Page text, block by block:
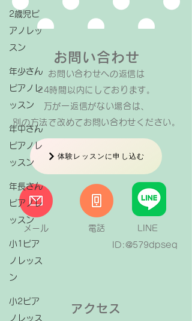
2歳児ピ
アノレッ
スン
年少さん
ピアノレ
ッスン
年中さん
ピアノレ
ッスン
年長さん
ピアノレ
ッスン
小1ピア
ノレッス
ン
小2ピア
ノレッス
手くなっていく達成感 自信につながってい
る、心の支えになっている いろんな学年学
校の子と関わる機会が増えたこと ご意見を
聞かせていただいて、特に 人前で発表でき
る 困難なことを乗り越える 毎日継続でき
できないことに挑戦することができる とい
うのは、生きていく上でとても重要な力に
ります。保護者様からも生徒さんたちがこ
ような力を身につけていると実感していた
けていると分かって嬉しかったです。 ピア
ノはピアノが弾けたり楽譜が読めるように
るだけの習い事ではありません。子どもた
お問い合わせ
お問い合わせへの返信は​
24時間以内にしております。
万が一返信がない場合は、
​別の方法で改めてお問い合わせください。
体験レッスンに申し込む
メール 電話
LINE
ID:@579dpseq
アクセス